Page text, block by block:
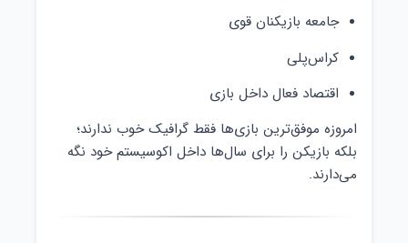
جامعه بازیکنان قوی
کراس‌پلی
اقتصاد فعال داخل بازی
امروزه موفق‌ترین بازی‌ها فقط گرافیک خوب ندارند؛
بلکه بازیکن را برای سال‌ها داخل اکوسیستم خود نگه
می‌دارند.